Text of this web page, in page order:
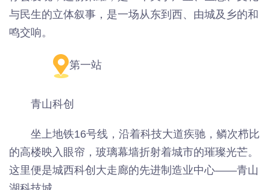
与民生的立体叙事，是一场从东到西、由城及乡的和
鸣交响。
第一站
青山科创
坐上地铁16号线，沿着科技大道疾驰，鳞次栉比
的高楼映入眼帘，玻璃幕墙折射着城市的璀璨光芒。
这里便是城西科创大走廊的先进制造业中心——青山